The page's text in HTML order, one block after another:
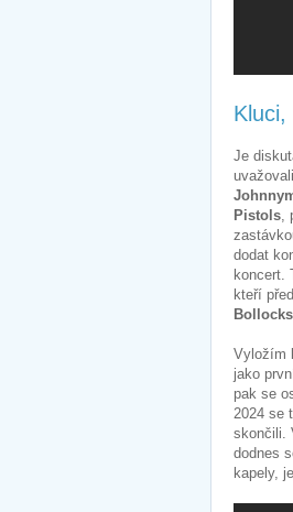
Je
Pistols,
dodat
koncert.
kteří
Vyložím
jako
pak se
2024 se
skončili.
dodnes
kapely,